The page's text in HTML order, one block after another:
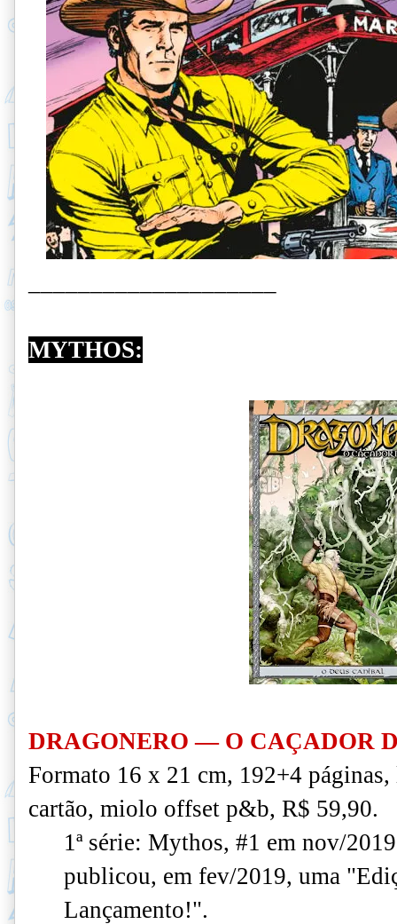
MYTHOS:
DRAGONERO — O CAÇADOR
Formato 16 x 21 cm, 192+4 páginas,
cartão, miolo offset p&b, R$ 59,90.
1ª série: Mythos, #1 em nov/
publicou, em fev/2019, uma
Lançamento!".